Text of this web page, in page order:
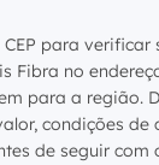
para verificar
Fibra no
para a região.
condições de
de seguir com